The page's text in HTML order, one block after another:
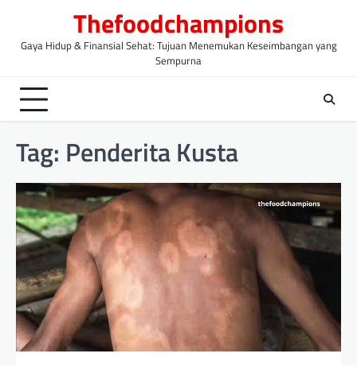
content
Thefoodchampions
Gaya Hidup & Finansial Sehat: Tujuan Menemukan Keseimbangan yang
Sempurna
Tag: Penderita Kusta